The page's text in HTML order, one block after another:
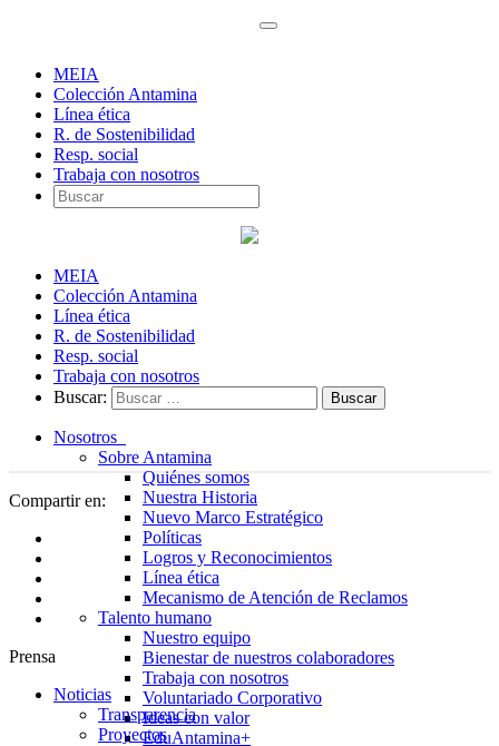
MEIA
Colección Antamina
Línea ética
R. de Sostenibilidad
Resp. social
Trabaja con nosotros
MEIA
Colección Antamina
Línea ética
R. de Sostenibilidad
Resp. social
Trabaja con nosotros
Buscar:
Nosotros
Sobre Antamina
Quiénes somos
Nuestra Historia
Nuevo Marco Estratégico
Políticas
Logros y Reconocimientos
Línea ética
Mecanismo de Atención de Reclamos
Talento humano
Nuestro equipo
Bienestar de nuestros colaboradores
Trabaja con nosotros
Voluntariado Corporativo
Ideas con valor
EduAntamina+
Compartir en:
Prensa
Noticias
Transparencia
Proyectos